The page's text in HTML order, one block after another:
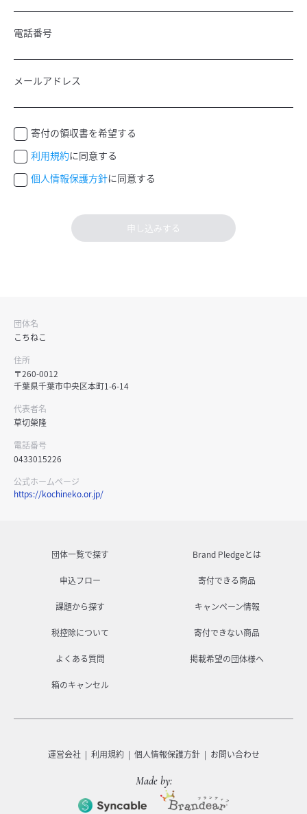
電話番号
メールアドレス
寄付の領収書を希望する
利用規約に同意する
個人情報保護方針に同意する
申し込みする
団体名
こちねこ
住所
〒260-0012
千葉県千葉市中央区本町1-6-14
代表者名
草切榮隆
電話番号
0433015226
公式ホームページ
https://kochineko.or.jp/
団体一覧で探す Brand Pledgeとは
申込フロー 寄付できる商品
課題から探す キャンペーン情報
税控除について 寄付できない商品
よくある質問 掲載希望の団体様へ
箱のキャンセル
運営会社 利用規約 個人情報保護方針 お問い合わせ
Made by: